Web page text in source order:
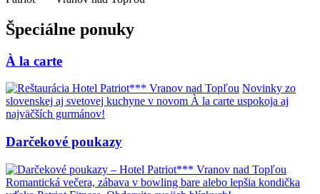
Špeciálne ponuky
À la carte
Novinky zo
slovenskej aj svetovej kuchyne v novom À la carte uspokoja aj
najväčších gurmánov!
Darčekové poukazy
Romantická večera, zábava v bowling bare alebo lepšia kondička